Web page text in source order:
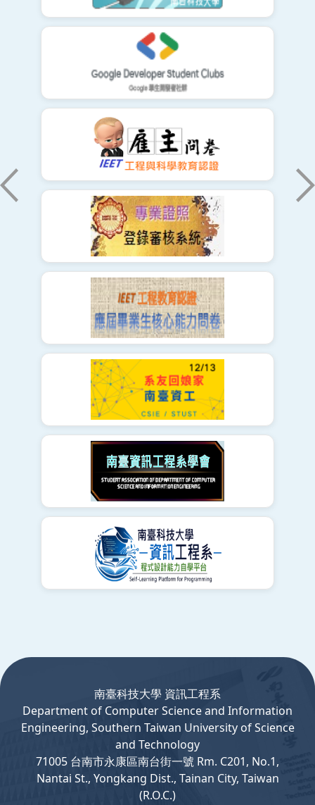
南臺科技大學 資訊工程系
Departmentof ComputerScience and Information
Engineering, Southern Taiwan University of Science
and Technology
71005 台南市永康區南台街一號 Rm. C201, No.1,
Nantai St., Yongkang Dist., Tainan City, Taiwan
(R.O.C.)